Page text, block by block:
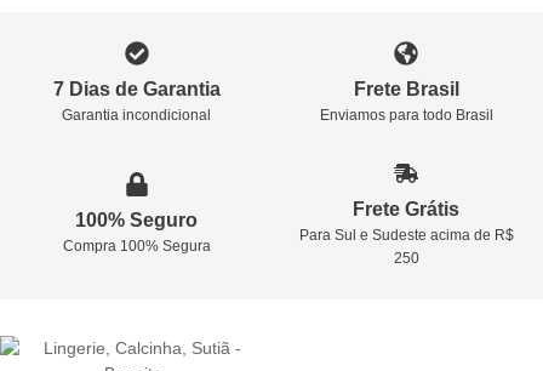
7 Dias de Garantia
Garantia incondicional
Frete Brasil
Enviamos para todo Brasil
100% Seguro
Compra 100% Segura
Frete Grátis
Para Sul e Sudeste acima de R$
250